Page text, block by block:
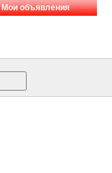
Мои объявления